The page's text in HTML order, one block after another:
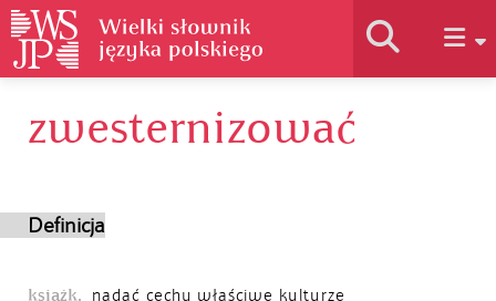
Historia słownika
zwesternizować
Definicja
książk.
nadać cechy właściwe kulturze